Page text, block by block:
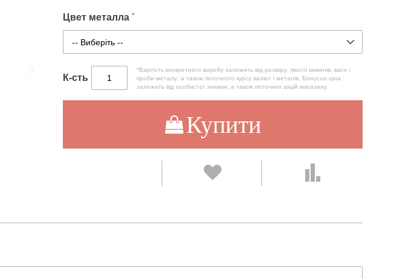
Цвет металла
К-сть
*Вартість конкретного виробу залежить від розміру, якості каменів, ваги і
проби металу, а також поточного курсу валют і металів. Бонусна ціна
залежить від особистої знижки, а також поточних акцій магазину.
Купити